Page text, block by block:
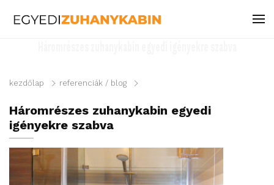
kezdőlap referenciák / blog
Háromrészes zuhanykabin egyedi
igényekre szabva